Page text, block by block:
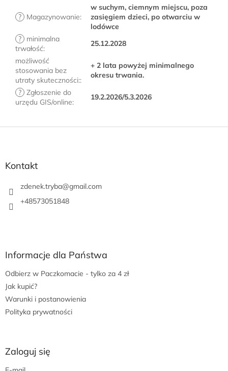
? Magazynowanie:
w suchym, ciemnym miejscu, poza
zasięgiem dzieci, po otwarciu w
lodówce
?
minimalna
trwałość:
25.12.2028
możliwość
stosowania bez
utraty skuteczności::
+ 2 lata powyżej minimalnego
okresu trwania.
? Zgłoszenie do
urzędu GIS/online:
19.2.2026/5.3.2026
S
Kontakt
zdenek.tryba@gmail.com
+48573051848
Informacje dla Państwa
Odbierz w Paczkomacie - tylko za 4 zł
Jak kupić?
Warunki i postanowienia
Polityka prywatności
Zaloguj się